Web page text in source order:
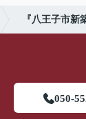
『八王子市新
050-